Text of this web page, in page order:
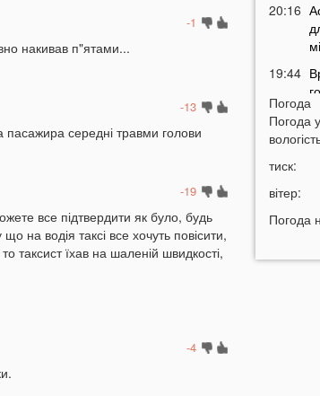
-1
накивав п"ятами...
-13
пасажира середні травми голови
-19
все підтвердити як було, будь
на водія таксі все хочуть повісити,
таксист їхав на шаленій швидкості,
-4
20:16
19:44
19:15
18:43
18:14
Погода
Погода у
тиск:
вітер:
Погода